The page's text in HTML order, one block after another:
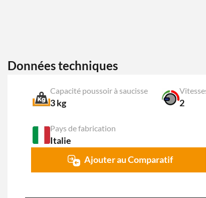
Données techniques
Capacité poussoir à saucisse
3 kg 2
Pays de fabrication
Italie
Ajouter au Comparatif